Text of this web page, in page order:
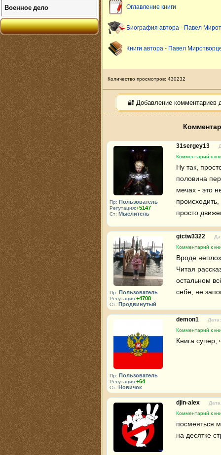
Оглавление книги
Биография автора - Павел
Книги автора - Павел
Количество просмотров: 430232
🔐 Добавление комментариев
Пр: Пользователь
Репутация:+5147
Ст: Мыслитель
31sergey13
Комментарий к
Ну так,
половина
мечах - это
просто
Пр: Пользователь
Репутация:+4708
Ст: Продвинутый
gtctw3322
Комментарий к
Вроде
Читая
остальном
себе, не
Пр: Пользователь
Репутация:+64
Ст: Новичок
demon1
Комментарий к
Книга супер,
djin-alex
Комментарий к
посмеяться
на десятке
Военное дело